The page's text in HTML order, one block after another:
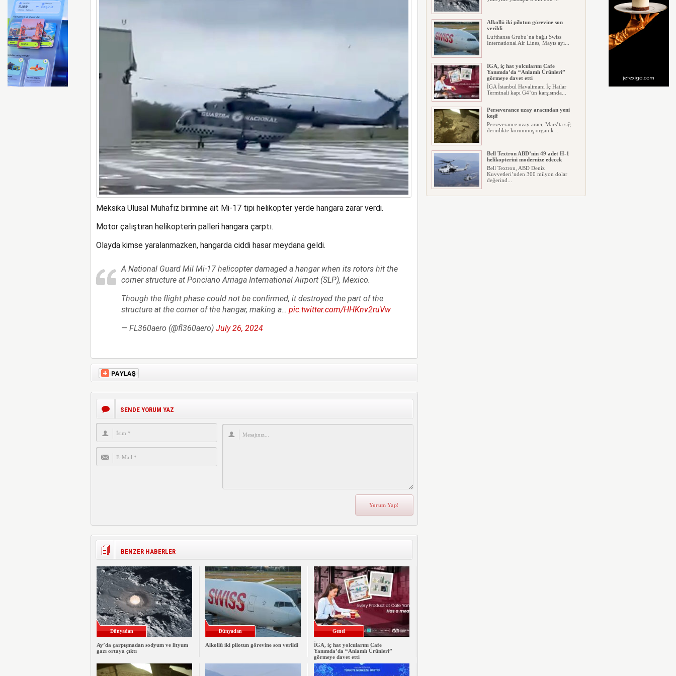
Meksika Ulusal Muhafız birimine ait Mi-17 tipi helikopter yerde hangara zarar verdi.
Motor çalıştıran helikopterin palleri hangara çarptı.
Olayda kimse yaralanmazken, hangarda ciddi hasar meydana geldi.
A National Guard Mil Mi-17 helicopter damaged a hangar when its rotors hit the
corner structure at Ponciano Arriaga International Airport (SLP), Mexico.
Though the flight phase could not be confirmed, it destroyed the part of the
structure at the corner of the hangar, making a… pic.twitter.com/HHKnv2ruVw
— FL360aero (@fl360aero) July 26, 2024
SENDE YORUM YAZ
BENZER HABERLER
Dünyadan
Ay’da çarpışmadan sodyum ve lityum
gazı ortaya çıktı
Dünyadan
Alkollü iki pilotun görevine son verildi
Genel
İGA, iç hat yolcularını Cafe
Yanımda’da “Anlamlı Ürünleri”
görmeye davet etti
Alkollü iki pilotun görevine son
verildi
Lufthansa Grubu’na bağlı Swiss
International Air Lines, Mayıs ayı...
İGA, iç hat yolcularını Cafe
Yanımda’da “Anlamlı Ürünleri”
görmeye davet etti
İGA İstanbul Havalimanı İç Hatlar
Terminali kapı G4’ün karşısında...
Perseverance uzay aracından yeni
keşif
Perseverance uzay aracı, Mars’ta sığ
derinlikte korunmuş organik ...
Bell Textron ABD’nin 49 adet H-1
helikopterini modernize edecek
Bell Textron, ABD Deniz
Kuvvetleri’nden 300 milyon dolar
değerind...
Hitit Bilişim 500’de Sektörel Yazılım